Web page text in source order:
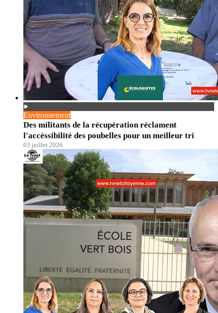
Environnement
Des militants de la récupération réclament
l'accéssibilité des poubelles pour un meilleur tri
03 juillet 2026